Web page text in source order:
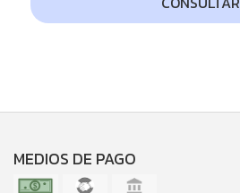
MEDIOS DE PAGO